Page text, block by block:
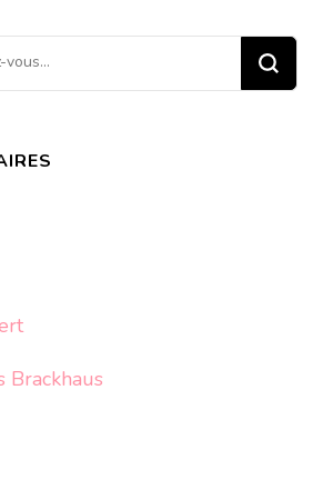
Brackhaus